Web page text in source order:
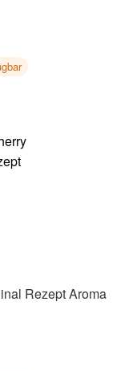
Rezept Aroma